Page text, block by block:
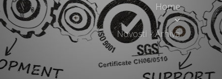
Home
Novosti - Arhiva